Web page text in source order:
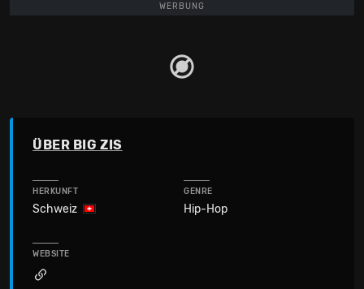
WERBUNG
ÜBER BIG ZIS
HERKUNFT
Schweiz
GENRE
Hip-Hop
WEBSITE